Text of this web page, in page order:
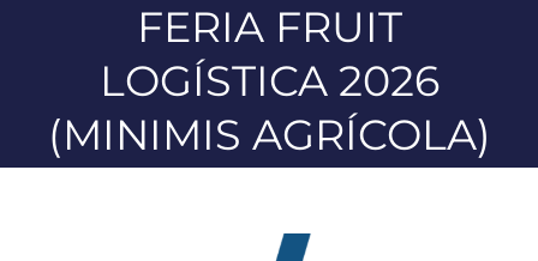
FERIA FRUIT
LOGÍSTICA 2026
(MINIMIS AGRÍCOLA)